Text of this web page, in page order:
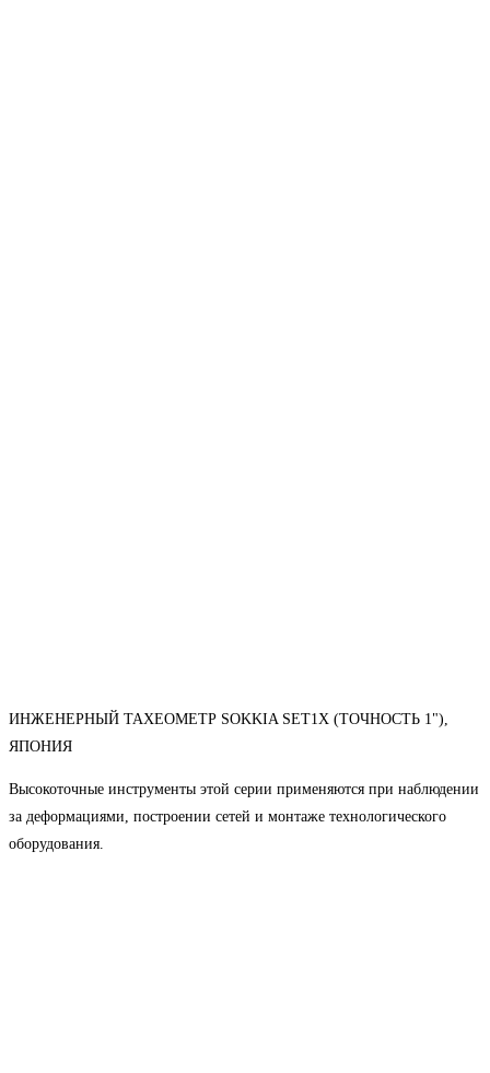
ИНЖЕНЕРНЫЙ ТАХЕОМЕТР SOKKIA SET1X (ТОЧНОСТЬ 1"),
ЯПОНИЯ
Высокоточные инструменты этой серии применяются при наблюдении
за деформациями, построении сетей и монтаже технологического
оборудования.